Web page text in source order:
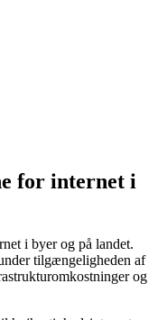
for internet i
i byer og på landet.
tilgængeligheden af
og